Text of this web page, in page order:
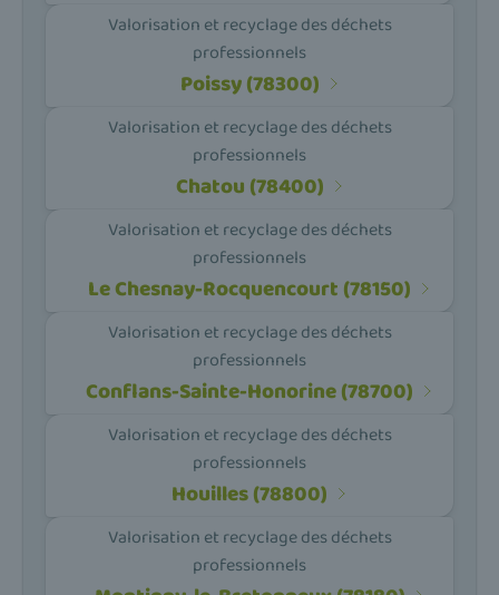
Valorisation et recyclage des déchets
professionnels
Poissy (78300)
Valorisation et recyclage des déchets
professionnels
Chatou (78400)
Valorisation et recyclage des déchets
professionnels
Le Chesnay-Rocquencourt (78150)
Valorisation et recyclage des déchets
professionnels
Conflans-Sainte-Honorine (78700)
Valorisation et recyclage des déchets
professionnels
Houilles (78800)
Valorisation et recyclage des déchets
professionnels